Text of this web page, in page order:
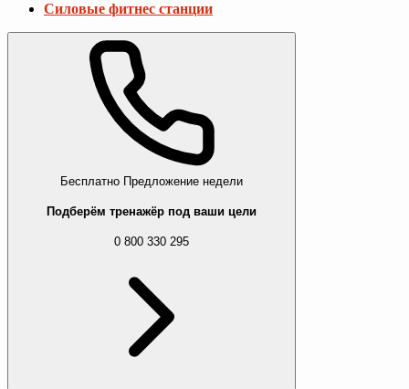
Силовые фитнес станции
Бесплатно Предложение недели
Подберём тренажёр под ваши цели
0 800 330 295